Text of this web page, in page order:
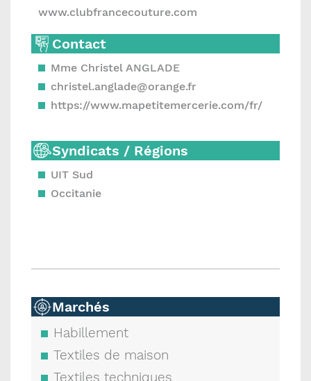
www.clubfrancecouture.com
Contact
Mme Christel ANGLADE
christel.anglade@orange.fr
https://www.mapetitemercerie.com/fr/
Syndicats / Régions
UIT Sud
Occitanie
Marchés
Habillement
Textiles de maison
Textiles techniques